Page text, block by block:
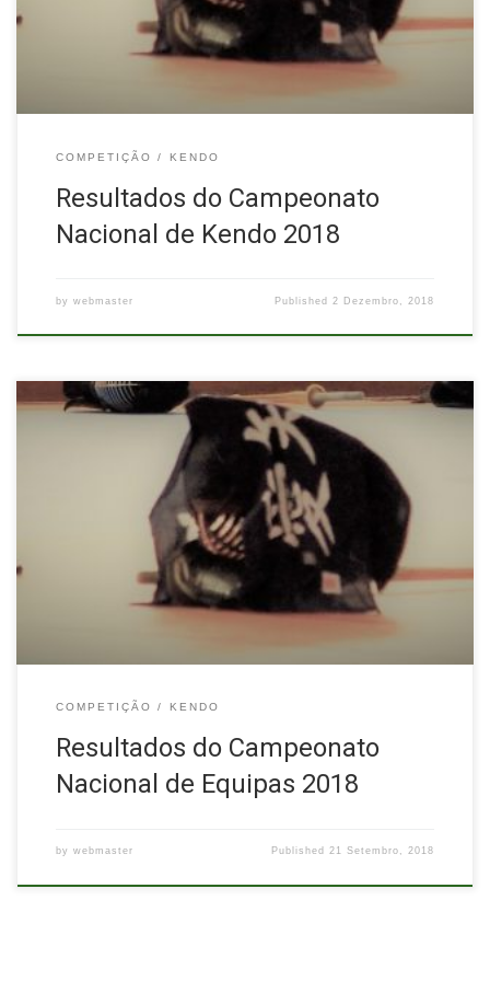
lugar – Carlota Pires3º lugar – Rodrigo Antunes Campeonato
COMPETIÇÃO KENDO
Resultados do Campeonato
Nacional de Kendo 2018
by webmaster Published 2 Dezembro, 2018
No passado dia 2 de Junho decorreu o Campeonato Nacional de
Kendo por Equipas em Viseu. Os resultados foram os seguintes:
1º Lugar – Fudoshin – Clube de Kendo de Leiria 2º Lugar –
Clube de Kendo de Lisboa 3º Lugar – Clube de Kendo de
Coimbra, Kendo Clube do Porto Fighting Spirits: […]
COMPETIÇÃO KENDO
Resultados do Campeonato
Nacional de Equipas 2018
by webmaster Published21 Setembro, 2018